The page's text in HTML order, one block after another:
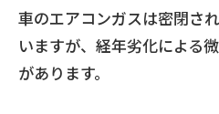
車のエアコンガスは密閉さ
いますが、経年劣化による
があります。